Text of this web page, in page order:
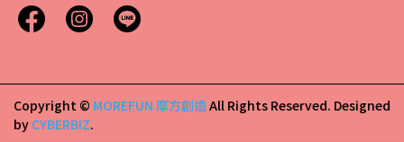
Copyright © MOREFUN 摩方創造All Rights Reserved. Designed
by CYBERBIZ.